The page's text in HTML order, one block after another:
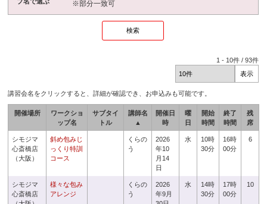
※部分一致可
1 - 10件 /93件
講習会名をクリックすると、詳細が確認でき、お申込みも可能です。
開催場所
ワークショ
ップ名
サブタイ
トル
講師名
▲
開催日
時
曜
日
開始
時間
終了
時間
残
席
シモジマ
心斎橋店
（大阪）
斜め包みじ
っくり特訓
コース
くらの
う
2026
年10
月14
日
水
10時
30分
16時
00分
6
シモジマ
心斎橋店
様々な包み
アレンジ
くらの
う
2026
年9月
水
14時
30分
17時
00分
10